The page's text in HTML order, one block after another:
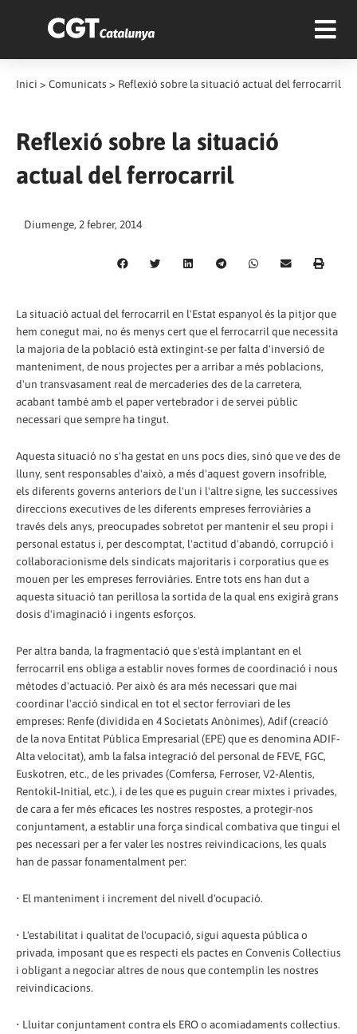
Inici > Comunicats > Reflexió sobre la situació actual del ferrocarril
Reflexió sobre la situació
actual del ferrocarril
Diumenge, 2 febrer, 2014
La situació actual del ferrocarril en l'Estat espanyol és la pitjor que
hem conegut mai, no és menys cert que el ferrocarril que necessita
la majoria de la població està extingint-se per falta d'inversió de
manteniment, de nous projectes per a arribar a més poblacions,
d'un transvasament real de mercaderies des de la carretera,
acabant també amb el paper vertebrador i de servei públic
necessari que sempre ha tingut.
Aquesta situació no s'ha gestat en uns pocs dies, sinó que ve des de
lluny, sent responsables d'això, a més d'aquest govern insofrible,
els diferents governs anteriors de l'un i l'altre signe, les successives
direccions executives de les diferents empreses ferroviàries a
través dels anys, preocupades sobretot per mantenir el seu propi i
personal estatus i, per descomptat, l'actitud d'abandó, corrupció i
col·laboracionisme dels sindicats majoritaris i corporatius que es
mouen per les empreses ferroviàries. Entre tots ens han dut a
aquesta situació tan perillosa la sortida de la qual ens exigirà grans
dosis d'imaginació i ingents esforços.
Per altra banda, la fragmentació que s'està implantant en el
ferrocarril ens obliga a establir noves formes de coordinació i nous
mètodes d'actuació. Per això és ara més necessari que mai
coordinar l'acció sindical en tot el sector ferroviari de les
empreses: Renfe (dividida en 4 Societats Anònimes), Adif (creació
de la nova Entitat Pública Empresarial (EPE) que es denomina ADIF‐
Alta velocitat), amb la falsa integració del personal de FEVE, FGC,
Euskotren, etc., de les privades (Comfersa, Ferroser, V2‐Alentis,
Rentokil‐Initial, etc.), i de les que es puguin crear mixtes i privades,
de cara a fer més eficaces les nostres respostes, a protegir-nos
conjuntament, a establir una força sindical combativa que tingui el
pes necessari per a fer valer les nostres reivindicacions, les quals
han de passar fonamentalment per:
• El manteniment i increment del nivell d'ocupació.
• L'estabilitat i qualitat de l'ocupació, sigui aquesta pública o
privada, imposant que es respecti els pactes en Convenis Col·lectius
i obligant a negociar altres de nous que contemplin les nostres
reivindicacions.
• Lluitar conjuntament contra els ERO o acomiadaments col·lectius.